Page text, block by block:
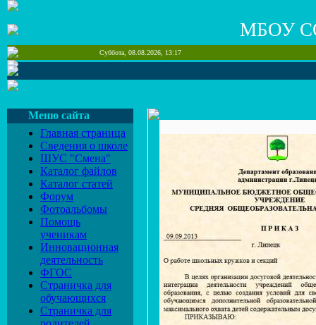
МБОУ
Суббота, 08.08.2026, 13:17
Меню сайта
Главная страница
Сведения о школе
ШУС "Смена"
Каталог файлов
Каталог статей
Форум
Фотоальбомы
Помощь
ученикам
Инновационная
деятельность
ФГОС
Страничка для
обучающихся
Страничка для